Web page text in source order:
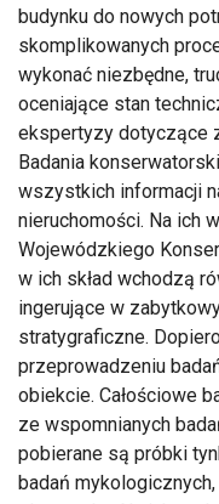
budynku do nowych
skomplikowanych
wykonać niezbędne,
oceniające stan
ekspertyzy dotyczące
Badania
wszystkich informacji
nieruchomości. Na ich
Wojewódzkiego
w ich skład wchodzą
ingerujące w
stratygraficzne.
przeprowadzeniu
obiekcie. Całościowe
ze wspomnianych
pobierane są próbki
badań